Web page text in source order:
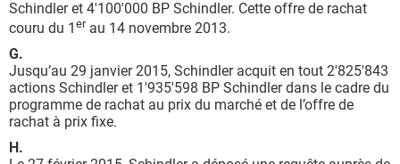
Schindler et 4'100'000 BP Schindler. Cette offre de rachat
couru du 1 er au 14 novembre 2013.
G.
Jusqu’au 29 janvier 2015, Schindler acquit en tout 2'825'843
actions Schindler et 1'935'598 BP Schindler dans le cadre du
programme de rachat au prix du marché et de l’offre de
rachat à prix fixe.
H.